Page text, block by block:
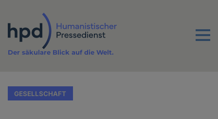
Inhalt
Menu
Der säkulare Blick auf die Welt.
GESELLSCHAFT